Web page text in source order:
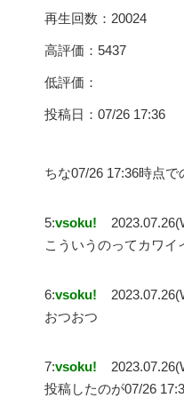
再生回数：20024
高評価：5437
低評価：
投稿日：07/26 17:36
ちな07/26 17:36時点
5:vsoku!
こういうのってカワ
6:vsoku!
おつおつ
7:vsoku!
投稿したのが07/26